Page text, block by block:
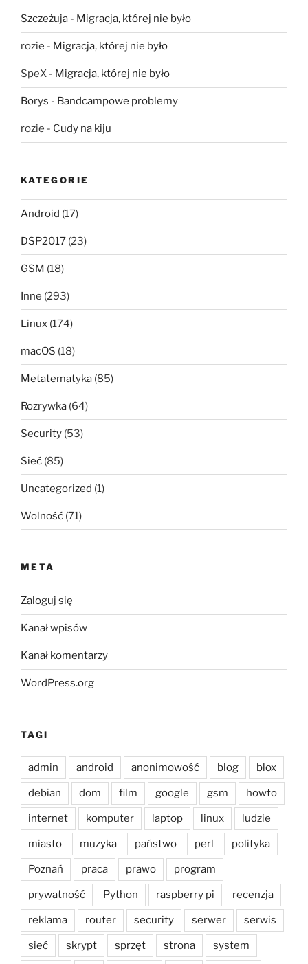
Szczeżuja - Migracja, której nie było
rozie - Migracja, której nie było
SpeX - Migracja, której nie było
Borys - Bandcampowe problemy
rozie - Cudy na kiju
KATEGORIE
Android (17)
DSP2017 (23)
GSM (18)
Inne (293)
Linux (174)
macOS (18)
Metatematyka (85)
Rozrywka (64)
Security (53)
Sieć (85)
Uncategorized (1)
Wolność (71)
META
Zaloguj się
Kanał wpisów
Kanał komentarzy
WordPress.org
TAGI
admin android anonimowość blog blox
debian dom film google gsm howto
internet komputer laptop linux ludzie
miasto muzyka państwo perl polityka
Poznań praca prawo program
prywatność Python raspberry pi recenzja
reklama router security serwer serwis
sieć skrypt sprzęt strona system